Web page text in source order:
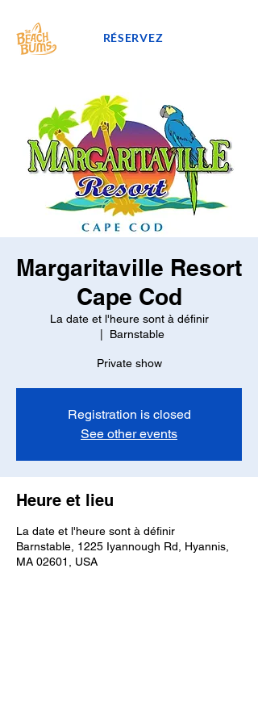
RÉSERVEZ
Margaritaville Resort
Cape Cod
La date et l'heure sont à définir
Barnstable
Private show
Registration is closed
See other events
Heure et lieu
La date et l'heure sont à définir
Barnstable, 1225 Iyannough Rd, Hyannis,
MA 02601, USA